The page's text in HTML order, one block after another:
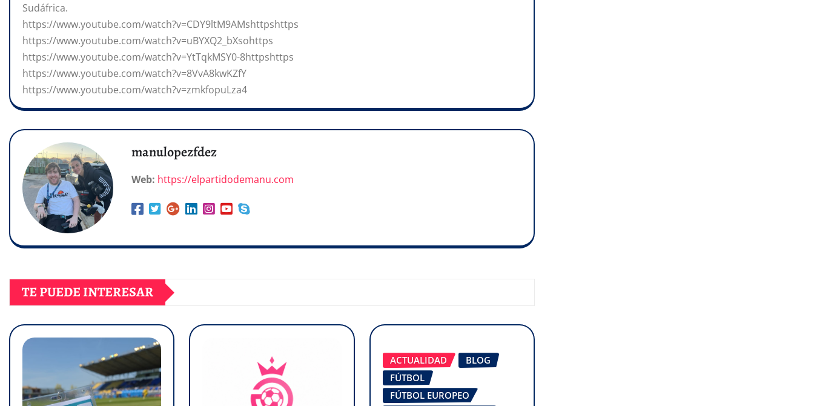
Sudáfrica.
https://www.youtube.com/watch?v=CDY9ltM9AMshttpshttps
https://www.youtube.com/watch?v=uBYXQ2_bXsohttps
https://www.youtube.com/watch?v=YtTqkMSY0-8httpshttps
https://www.youtube.com/watch?v=8VvA8kwKZfY
https://www.youtube.com/watch?v=zmkfopuLza4
manulopezfdez
Web: https://elpartidodemanu.com
TE PUEDE INTERESAR
ACTUALIDAD
BLOG
FÚTBOL
FÚTBOL EUROPEO